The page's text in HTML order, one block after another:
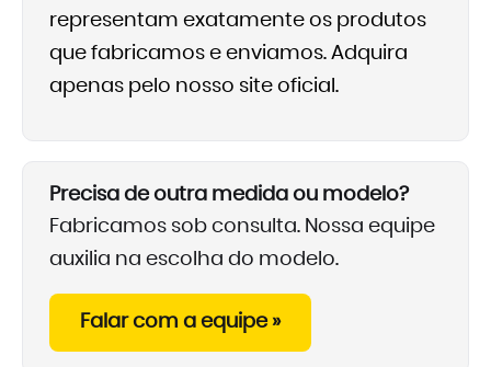
representam exatamente os produtos
que fabricamos e enviamos. Adquira
apenas pelo nosso site oficial.
Precisa de outra medida ou modelo?
Fabricamos sob consulta. Nossa equipe
auxilia na escolha do modelo.
Falar com a equipe »